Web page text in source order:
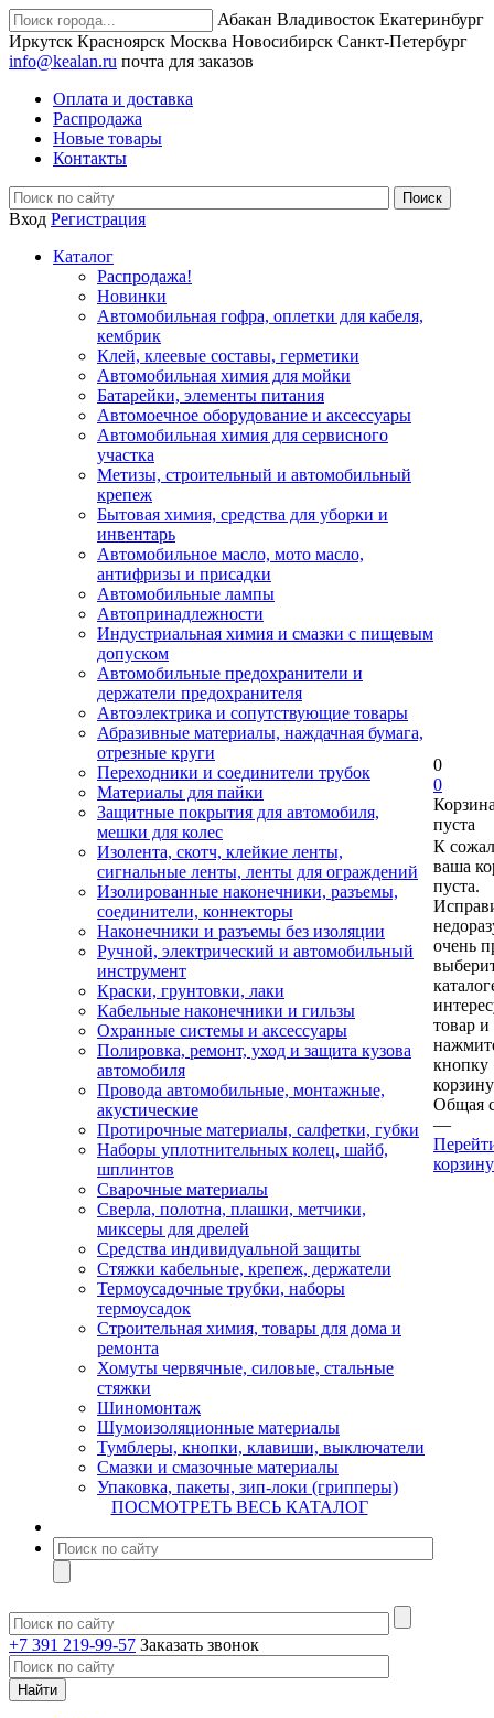
Абакан Владивосток Екатеринбург
Иркутск Красноярск Москва Новосибирск Санкт-Петербург
info@kealan.ru почта для заказов
Оплата и доставка
Распродажа
Новые товары
Контакты
Вход Регистрация
Каталог
Распродажа!
Новинки
Автомобильная гофра, оплетки для кабеля,
кембрик
Клей, клеевые составы, герметики
Автомобильная химия для мойки
Батарейки, элементы питания
Автомоечное оборудование и аксессуары
Автомобильная химия для сервисного
участка
Метизы, строительный и автомобильный
крепеж
Бытовая химия, средства для уборки и
инвентарь
Автомобильное масло, мото масло,
антифризы и присадки
Автомобильные лампы
Автопринадлежности
Индустриальная химия и смазки с пищевым
допуском
Автомобильные предохранители и
держатели предохранителя
Автоэлектрика и сопутствующие товары
Абразивные материалы, наждачная бумага,
отрезные круги
Переходники и соединители трубок
Материалы для пайки
Защитные покрытия для автомобиля,
мешки для колес
Изолента, скотч, клейкие ленты,
сигнальные ленты, ленты для ограждений
Изолированные наконечники, разъемы,
соединители, коннекторы
Наконечники и разъемы без изоляции
Ручной, электрический и автомобильный
инструмент
Краски, грунтовки, лаки
Кабельные наконечники и гильзы
Охранные системы и аксессуары
Полировка, ремонт, уход и защита кузова
автомобиля
Провода автомобильные, монтажные,
акустические
Протирочные материалы, салфетки, губки
Наборы уплотнительных колец, шайб,
шплинтов
Сварочные материалы
Сверла, полотна, плашки, метчики,
миксеры для дрелей
Средства индивидуальной защиты
Стяжки кабельные, крепеж, держатели
Термоусадочные трубки, наборы
термоусадок
Строительная химия, товары для дома и
ремонта
Хомуты червячные, силовые, стальные
стяжки
Шиномонтаж
Шумоизоляционные материалы
Тумблеры, кнопки, клавиши, выключатели
Смазки и смазочные материалы
Упаковка, пакеты, зип-локи (грипперы)
ПОСМОТРЕТЬ ВЕСЬ КАТАЛОГ
+7 391 219-99-57 Заказать звонок
0
0
пуста
К
ваша
пуста.
очень
товар и
кнопку
Общая
—
корзину